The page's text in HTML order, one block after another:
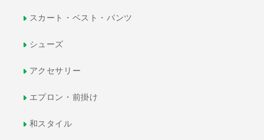
スカート・ベスト・パンツ
シューズ
アクセサリー
エプロン・前掛け
和スタイル